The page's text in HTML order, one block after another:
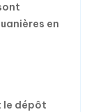
en
le dépôt